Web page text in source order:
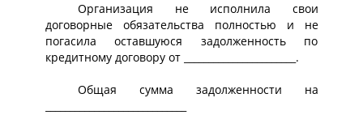
Организация не исполнила свои
договорные обязательства полностью и не
погасила оставшуюся задолженность по
кредитному договору от _______________________.
Общая сумма задолженности на